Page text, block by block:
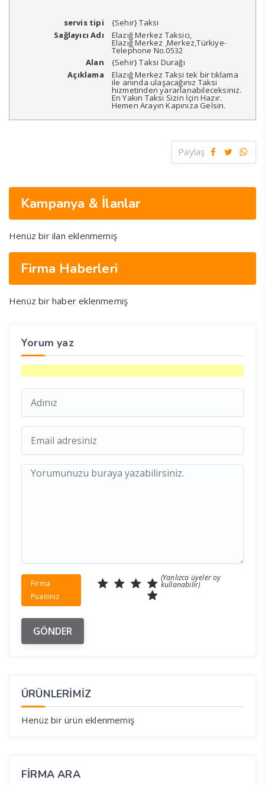
servis tipi
{Sehir} Taksi
Sağlayıcı Adı
Elazığ Merkez Taksici,
Elazığ Merkez ,Merkez,Türkiye-
Telephone No.0532
Alan
{Sehir} Taksi Durağı
Açıklama
Elazığ Merkez Taksi tek bir tıklama
ile anında ulaşacağınız Taksi
hizmetinden yararlanabileceksiniz.
En Yakın Taksi Sizin İçin Hazır.
Hemen Arayın Kapınıza Gelsin.
Paylaş
Kampanya & İlanlar
Henüz bir ilan eklenmemiş
Firma Haberleri
Henüz bir haber eklenmemiş
Yorum yaz
Firma
Puanınız
(Yanlızca üyeler oy
kullanabilir)
ÜRÜNLERİMİZ
Henüz bir ürün eklenmemiş
FIRMA ARA